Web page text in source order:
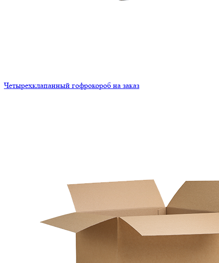
Четырехклапанный гофрокороб на заказ